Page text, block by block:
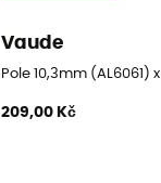
Vaude
Pole 10,3mm (AL6061)
209,00 Kč